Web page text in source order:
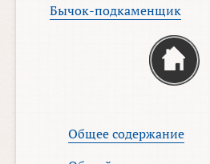
Бычок-подкаменщик
Общее содержание